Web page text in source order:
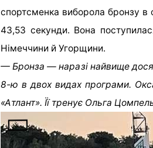
спортсменка виборола бронзу в
43,53 секунди. Вона
Німеччини й Угорщини.
— Бронза — наразі найвище
8-ю в двох видах програми.
«Атлант». Її тренує Ольга